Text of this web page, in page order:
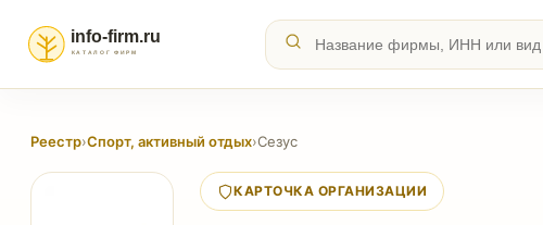
Реестр›Спорт, активный отдых›Сезус
КАРТОЧКА ОРГАНИЗАЦИИ